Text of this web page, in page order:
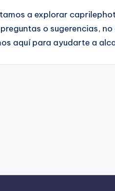
a explorar
o sugerencias,
aquí para ayudarte a